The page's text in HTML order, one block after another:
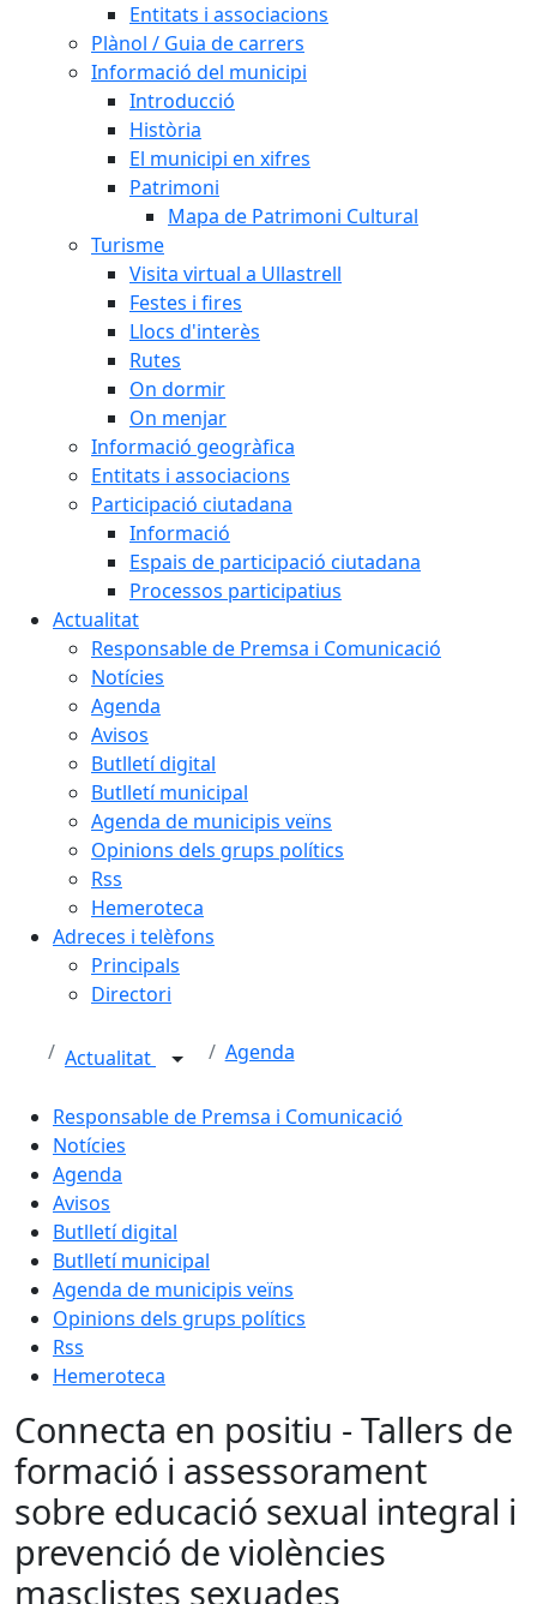
Entitats i associacions
Plànol / Guia de carrers
Informació del municipi
Introducció
Història
El municipi en xifres
Patrimoni
Mapa de Patrimoni Cultural
Turisme
Visita virtual a Ullastrell
Festes i fires
Llocs d'interès
Rutes
On dormir
On menjar
Informació geogràfica
Entitats i associacions
Participació ciutadana
Informació
Espais de participació ciutadana
Processos participatius
Actualitat
Responsable de Premsa i Comunicació
Notícies
Agenda
Avisos
Butlletí digital
Butlletí municipal
Agenda de municipis veïns
Opinions dels grups polítics
Rss
Hemeroteca
Adreces i telèfons
Principals
Directori
Actualitat Agenda
Responsable de Premsa i Comunicació
Notícies
Agenda
Avisos
Butlletí digital
Butlletí municipal
Agenda de municipis veïns
Opinions dels grups polítics
Rss
Hemeroteca
Connecta en positiu - Tallers de
formació i assessorament
sobre educació sexual integral i
prevenció de violències
masclistes sexuades